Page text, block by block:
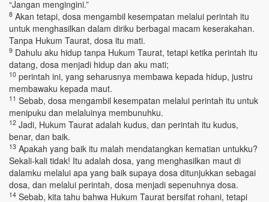
“Jangan mengingini.”
8 Akan tetapi, dosa mengambil kesempatan melalui perintah itu
untuk menghasilkan dalam diriku berbagai macam keserakahan.
Tanpa Hukum Taurat, dosa itu mati.
9 Dahulu aku hidup tanpa Hukum Taurat, tetapi ketika perintah itu
datang, dosa menjadi hidup dan aku mati;
10 perintah ini, yang seharusnya membawa kepada hidup, justru
membawaku kepada maut.
11 Sebab, dosa mengambil kesempatan melalui perintah itu untuk
menipuku dan melaluinya membunuhku.
12 Jadi, Hukum Taurat adalah kudus, dan perintah itu kudus,
benar, dan baik.
13 Apakah yang baik itu malah mendatangkan kematian untukku?
Sekali-kali tidak! Itu adalah dosa, yang menghasilkan maut di
dalamku melalui apa yang baik supaya dosa ditunjukkan sebagai
dosa, dan melalui perintah, dosa menjadi sepenuhnya dosa.
14 Sebab, kita tahu bahwa Hukum Taurat bersifat rohani, tetapi